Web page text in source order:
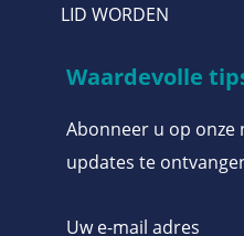
LID WORDEN
Waardevolle
Abonneer u op
updates te
Uw e-mail adres